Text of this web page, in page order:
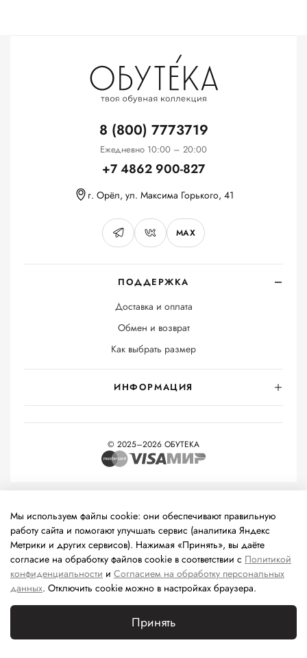
ПОДДЕРЖКА
Доставка и оплата
Обмен и возврат
Как выбрать размер
ИНФОРМАЦИЯ
8 (800) 7773719
Ежедневно 10:00 – 20:00
+7 4862 900-827
г. Орёл, ул. Максима Горького, 41
MAX
© 2025–2026 ОБУТЕКА
технологии
(информационные технологии предоставления
информации на основе сбора, систематизации и анализа
сведений, относящихся к предпочтениям пользователей сети
«Интернет», находящихся на территории Российской
Федерации).
Мы используем файлы cookie: они обеспечивают правильную
работу сайта и помогают улучшать сервис (аналитика Яндекс
Метрики и других сервисов). Нажимая «Принять», вы даёте
согласие на обработку файлов cookie в соответствии с Политикой
конфиденциальности и Согласием на обработку персональных
данных. Отключить cookie можно в настройках браузера.
Принять